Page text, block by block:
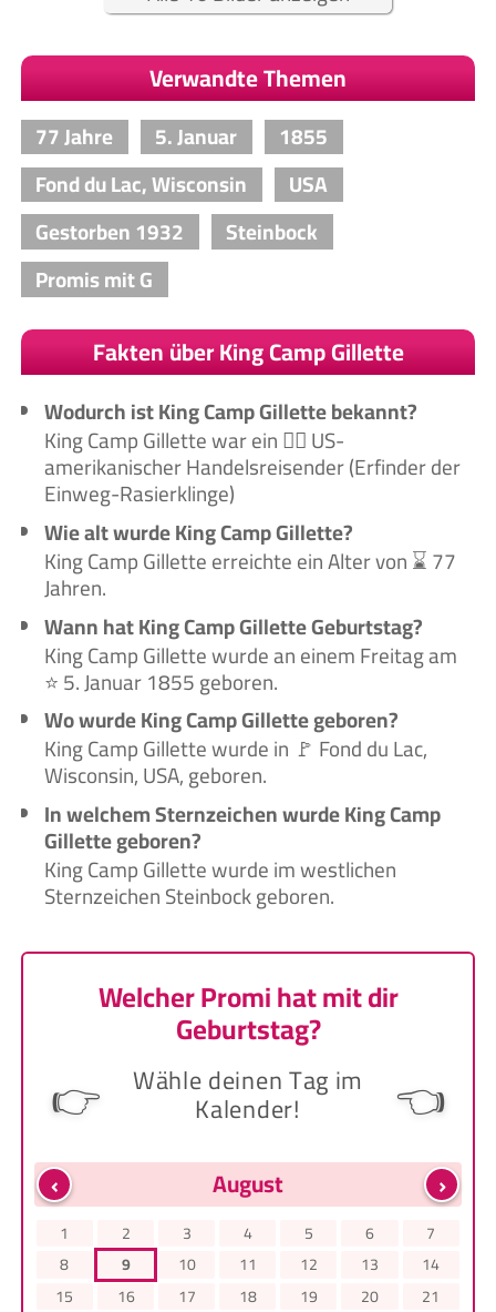
Verwandte Themen
77 Jahre 5. Januar
1855
Fond du Lac, Wisconsin
USA
Gestorben 1932
Steinbock
Promis mit G
Fakten über King Camp Gillette
Wodurch ist King Camp Gillette bekannt?
King Camp Gillette war ein 🙋‍♂️ US-
amerikanischer Handelsreisender (Erfinder der
Einweg-Rasierklinge)
Wie alt wurde King Camp Gillette?
King Camp Gillette erreichte ein Alter von ⌛ 77
Jahren.
Wann hat King Camp Gillette Geburtstag?
King Camp Gillette wurde an einem Freitag am
⭐ 5. Januar 1855 geboren.
Wo wurde King Camp Gillette geboren?
King Camp Gillette wurde in 🚩 Fond du Lac,
Wisconsin, USA, geboren.
In welchem Sternzeichen wurde King Camp
Gillette geboren?
King Camp Gillette wurde im westlichen
Sternzeichen Steinbock geboren.
Welcher Promi hat mit dir
Geburtstag?
👉 Wähle deinen Tag im
Kalender! 👈
‹ ›
August
1 2 3 4 5 6
7
8
9 10 11 12 13
14
15
16 17 18 19 20
21